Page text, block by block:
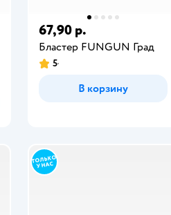
67,90 р.
Бластер FUNGUN Град
5
В корзину